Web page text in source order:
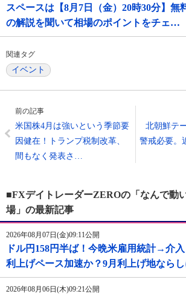
スペースは【8月7日（金）20時30分】無
の解説を聞いて相場のポイントをチェ…
関連タグ
イベント
前の記事
米国株4月は強いという季節要
因健在！トランプ税制改革、
間もなく発表さ…
北朝鮮テ
警戒必要。
■FXデイトレーダーZEROの「なんで動
場」の最新記事
2026年08月07日(金)09:11公開
ドル円158円半ば！今晩米雇用統計→介
利上げペース加速か？9月利上げ地ならし
2026年08月06日(木)09:21公開